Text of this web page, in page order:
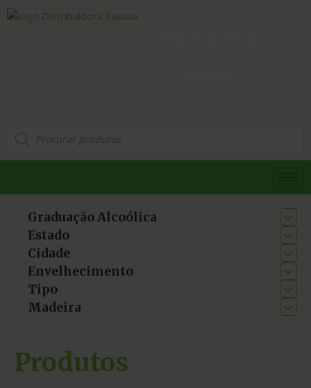
Graduação Alcoólica
Estado
Cidade
Envelhecimento
Tipo
Madeira
Produtos